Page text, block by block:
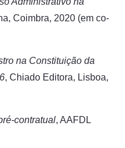
Coimbra, 2020 (em co-
na Constituição da
, Chiado Editora, Lisboa,
contratual, AAFDL